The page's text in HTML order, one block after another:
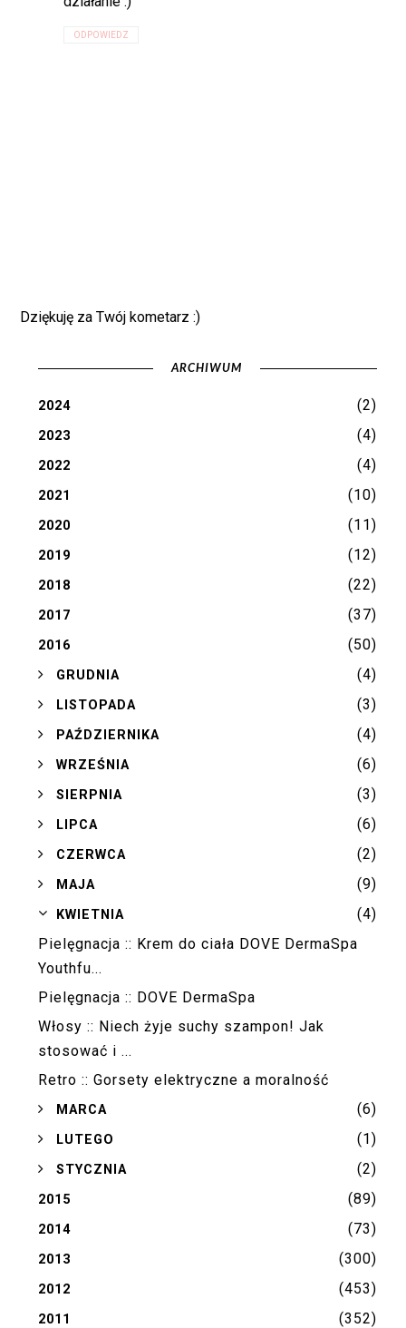
ODPOWIEDZ
Dziękuję za Twój kometarz :)
ARCHIWUM
2024 (2)
2023 (4)
2022 (4)
2021 (10)
2020 (11)
2019 (12)
2018 (22)
2017 (37)
2016 (50)
►GRUDNIA (4)
►LISTOPADA (3)
►PAŹDZIERNIKA (4)
►WRZEŚNIA (6)
►SIERPNIA (3)
►LIPCA (6)
►CZERWCA (2)
►MAJA (9)
▼KWIETNIA
(4)
Pielęgnacja :: Krem do ciała DOVE DermaSpa
Youthfu...
Pielęgnacja :: DOVE DermaSpa
Włosy :: Niech żyje suchy szampon! Jak
stosować i ...
Retro :: Gorsety elektryczne a moralność
►MARCA (6)
►LUTEGO (1)
►STYCZNIA (2)
2015 (89)
2014 (73)
2013 (300)
2012 (453)
2011 (352)